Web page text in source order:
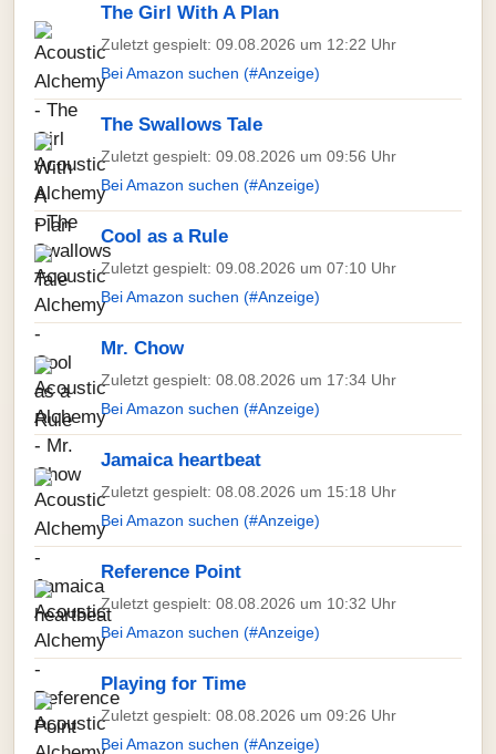
The Girl With A Plan
Zuletzt gespielt: 09.08.2026 um 12:22 Uhr
Bei Amazon suchen (#Anzeige)
The Swallows Tale
Zuletzt gespielt: 09.08.2026 um 09:56 Uhr
Bei Amazon suchen (#Anzeige)
Cool as a Rule
Zuletzt gespielt: 09.08.2026 um 07:10 Uhr
Bei Amazon suchen (#Anzeige)
Mr. Chow
Zuletzt gespielt: 08.08.2026 um 17:34 Uhr
Bei Amazon suchen (#Anzeige)
Jamaica heartbeat
Zuletzt gespielt: 08.08.2026 um 15:18 Uhr
Bei Amazon suchen (#Anzeige)
Reference Point
Zuletzt gespielt: 08.08.2026 um 10:32 Uhr
Bei Amazon suchen (#Anzeige)
Playing for Time
Zuletzt gespielt: 08.08.2026 um 09:26 Uhr
Bei Amazon suchen (#Anzeige)